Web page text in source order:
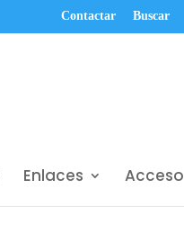
Contactar Buscar
Enlaces Acceso